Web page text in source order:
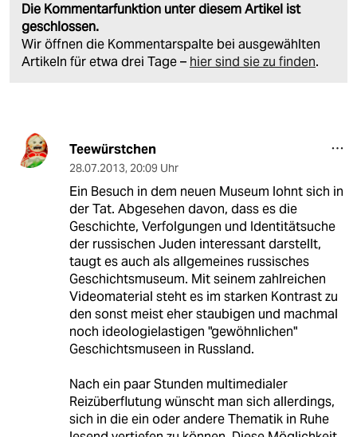
Die Kommentarfunktion unter diesem Artikel ist
geschlossen.
Wir öffnen die Kommentarspalte bei ausgewählten
Artikeln für etwa drei Tage – hier sind sie zu finden.
Teewürstchen
28.07.2013, 20:09 Uhr
Ein Besuch in dem neuen Museum lohnt sich in
der Tat. Abgesehen davon, dass es die
Geschichte, Verfolgungen und Identitätsuche
der russischen Juden interessant darstellt,
taugt es auch als allgemeines russisches
Geschichtsmuseum. Mit seinem zahlreichen
Videomaterial steht es im starken Kontrast zu
den sonst meist eher staubigen und machmal
noch ideologielastigen "gewöhnlichen"
Geschichtsmuseen in Russland.
Nach ein paar Stunden multimedialer
Reizüberflutung wünscht man sich allerdings,
sich in die ein oder andere Thematik in Ruhe